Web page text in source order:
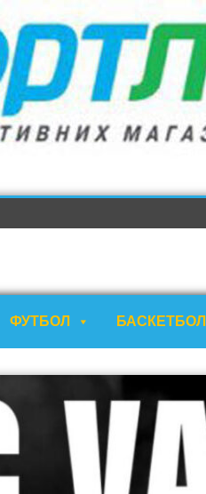
ФУТБОЛ БАСКЕТБОЛ